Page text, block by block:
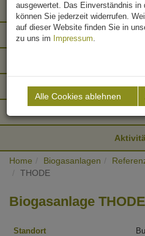
Home Biogasanlagen
THODE
Biogasanlage THODE
Standort
ausgewertet. Das Einverständnis in
können Sie jederzeit widerrufen.
auf dieser Website finden Sie in
zu uns im Impressum.
Alle Cookies ablehnen